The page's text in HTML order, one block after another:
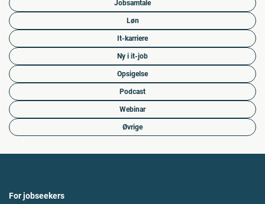
Jobsamtale
Løn
It-karriere
Ny i it-job
Opsigelse
Podcast
Webinar
Øvrige
For jobseekers